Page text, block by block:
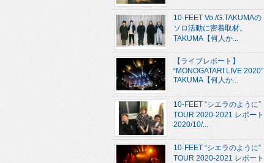
10-FEET Vo./G.TAKUMAの
ソロ活動に密着取材。
TAKUMA【何人か...
【ライブレポート】
“MONOGATARI LIVE 2020”
TAKUMA【何人か...
10-FEET “シエラのように”
TOUR 2020-2021 レポート
2020/10/...
10-FEET “シエラのように”
TOUR 2020-2021 レポート